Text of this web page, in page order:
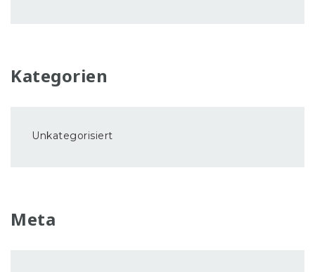
Kategorien
Unkategorisiert
Meta